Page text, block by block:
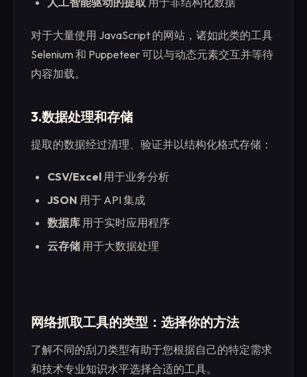
对于大量使用 JavaScript 的网站，诸如此类的工具
Selenium 和 Puppeteer 可以与动态元素交互并等待
内容加载。
3.数据处理和存储
提取的数据经过清理、验证并以结构化格式存储：
CSV/Excel 用于业务分析
JSON 用于 API 集成
数据库 用于实时应用程序
云存储 用于大数据处理
网络抓取工具的类型：选择你的方法
了解不同的刮刀类型有助于您根据自己的特定需求
和技术专业知识水平选择合适的工具。